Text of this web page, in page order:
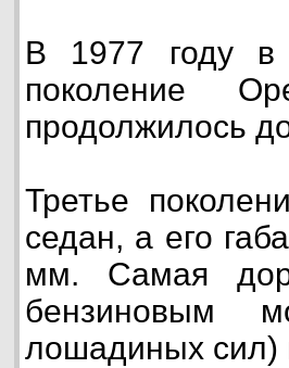
В 1977 году в
поколение
продолжилось
Третье
седан, а его
мм. Самая
бензиновым
лошадиных сил)